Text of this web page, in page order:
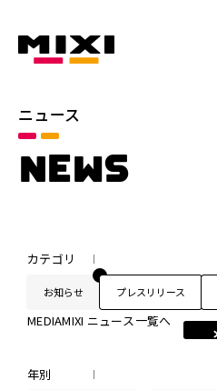
ニュース
NEWS
カテゴリ
お知らせ プレスリリース
MEDIAMIXI ニュース一覧へ
年別